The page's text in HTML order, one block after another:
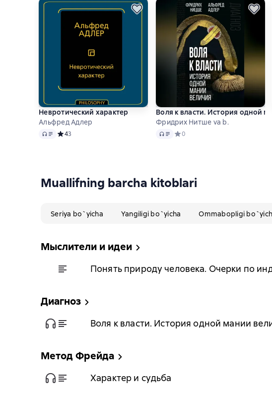
Невротический характер
Альфред Адлер
Audio Средний рейтинг 4 на основе 3 оценок
43
Воля к власти. История одной
Фридрих Нитше va b.
Audio Средний рейтинг 0 на основе 0
0
Muallifning barcha kitoblari
Seriya bo`yicha Yangiligi bo`yicha Ommabopligi
Мыслители и идеи
Понять природу человека. Очерки по
Диагноз
Воля к власти. История одной мании
Метод Фрейда
Характер и судьба